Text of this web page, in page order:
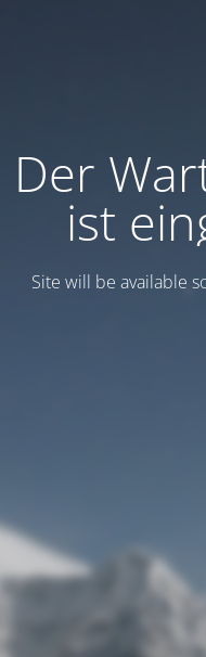
Der
ist
Site will be available